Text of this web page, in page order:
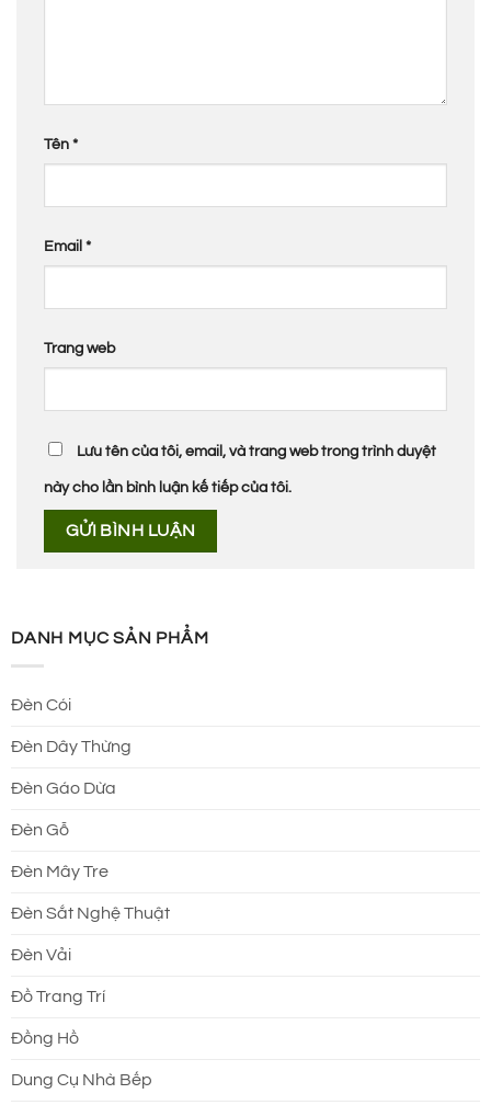
Tên *
Email *
Trang web
Lưu tên của tôi, email, và trang web trong trình duyệt
này cho lần bình luận kế tiếp của tôi.
DANH MỤC SẢN PHẨM
Đèn Cói
Đèn Dây Thừng
Đèn Gáo Dừa
Đèn Gỗ
Đèn Mây Tre
Đèn Sắt Nghệ Thuật
Đèn Vải
Đồ Trang Trí
Đồng Hồ
Dung Cụ Nhà Bếp